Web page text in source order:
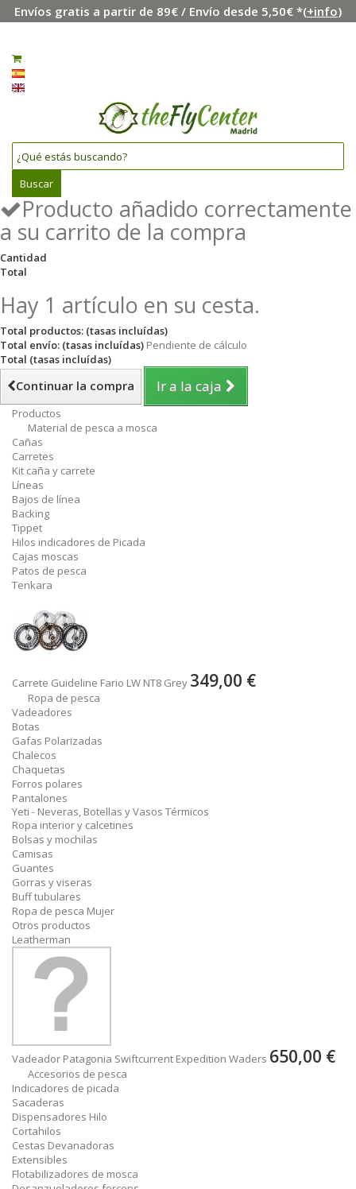
Envíos gratis a partir de 89€ / Envío desde 5,50€ *(+info)
Buscar
Producto añadido correctamente
a su carrito de la compra
Cantidad
Total
Hay 1 artículo en su cesta.
Total productos: (tasas incluídas)
Total envío: (tasas incluídas) Pendiente de cálculo
Total (tasas incluídas)
Continuar la compra Ir a la caja
Productos
Material de pesca a mosca
Cañas
Carretes
Kit caña y carrete
Líneas
Bajos de línea
Backing
Tippet
Hilos indicadores de Picada
Cajas moscas
Patos de pesca
Tenkara
Carrete Guideline Fario LW NT8 Grey 349,00 €
Ropa de pesca
Vadeadores
Botas
Gafas Polarizadas
Chalecos
Chaquetas
Forros polares
Pantalones
Yeti - Neveras, Botellas y Vasos Térmicos
Ropa interior y calcetines
Bolsas y mochilas
Camisas
Guantes
Gorras y viseras
Buff tubulares
Ropa de pesca Mujer
Otros productos
Leatherman
Vadeador Patagonia Swiftcurrent Expedition Waders 650,00 €
Accesorios de pesca
Indicadores de picada
Sacaderas
Dispensadores Hilo
Cortahilos
Cestas Devanadoras
Extensibles
Flotabilizadores de mosca